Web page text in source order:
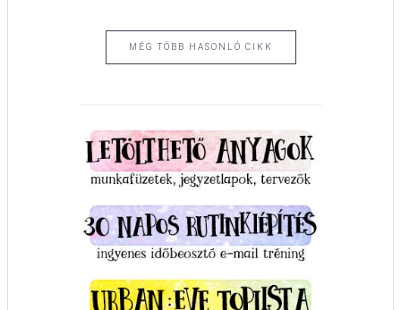
MÉG TÖBB HASONLÓ CIKK